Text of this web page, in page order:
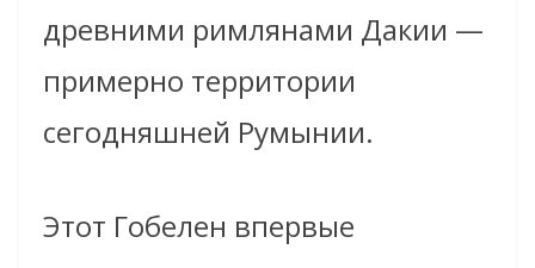
древними римлянами Дакии —
примерно территории
сегодняшней Румынии.
Этот Гобелен впервые